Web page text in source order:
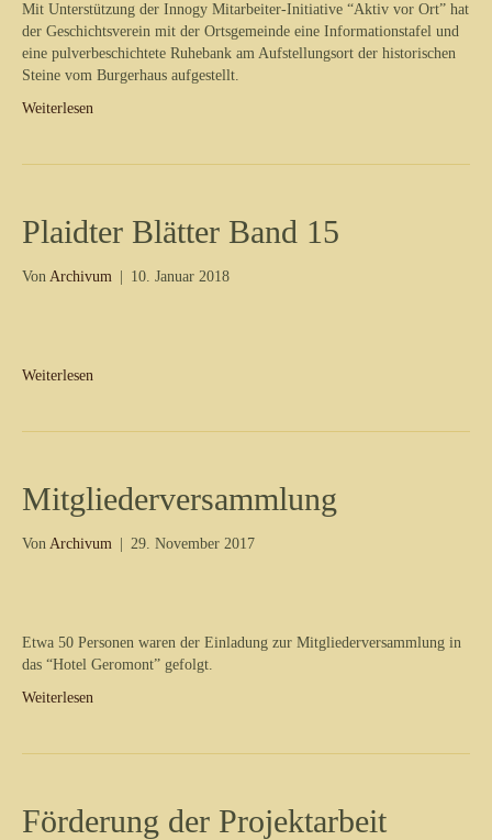
Mit Unterstützung der Innogy Mitarbeiter-Initiative “Aktiv vor Ort” hat
der Geschichtsverein mit der Ortsgemeinde eine Informationstafel und
eine pulverbeschichtete Ruhebank am Aufstellungsort der historischen
Steine vom Burgerhaus aufgestellt.
Weiterlesen
Plaidter Blätter Band 15
Von Archivum 10. Januar 2018
Weiterlesen
Mitgliederversammlung
Von Archivum 29. November 2017
Etwa 50 Personen waren der Einladung zur Mitgliederversammlung in
das “Hotel Geromont” gefolgt.
Weiterlesen
Förderung der Projektarbeit